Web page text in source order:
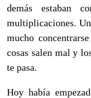
demás estaban
multiplicaciones.
mucho
cosas salen mal y
te pasa.
Hoy había